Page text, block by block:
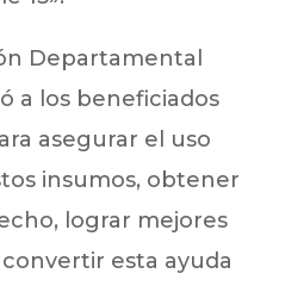
Departamental
a los beneficiados
asegurar el uso
insumos, obtener
lograr mejores
esta ayuda